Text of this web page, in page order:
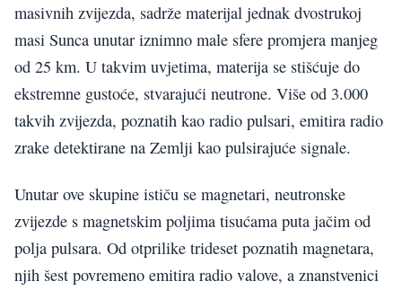
masivnih zvijezda, sadrže materijal jednak dvostrukoj
masi Sunca unutar iznimno male sfere promjera manjeg
od 25 km. U takvim uvjetima, materija se stišćuje do
ekstremne gustoće, stvarajući neutrone. Više od 3.000
takvih zvijezda, poznatih kao radio pulsari, emitira radio
zrake detektirane na Zemlji kao pulsirajuće signale.
Unutar ove skupine ističu se magnetari, neutronske
zvijezde s magnetskim poljima tisućama puta jačim od
polja pulsara. Od otprilike trideset poznatih magnetara,
njih šest povremeno emitira radio valove, a znanstvenici